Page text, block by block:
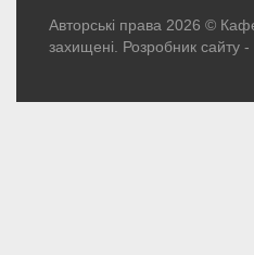
Авторські права 2026 ©
захищені. Розробник сайту -